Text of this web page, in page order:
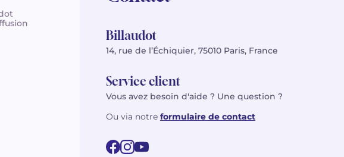
Billaudot
14, rue de l’Échiquier, 75010 Paris, France
Service client
Vous avez besoin d'aide ? Une question ?
Ou via notre formulaire de contact